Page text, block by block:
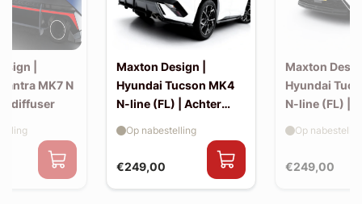
|
MK7 N
diffuser
Maxton Design |
Hyundai Tucson MK4
N-line (FL) | Achter
€249,00
Op nabestelling
Maxton
Hyundai
N-line (FL) |
€249,00
Op